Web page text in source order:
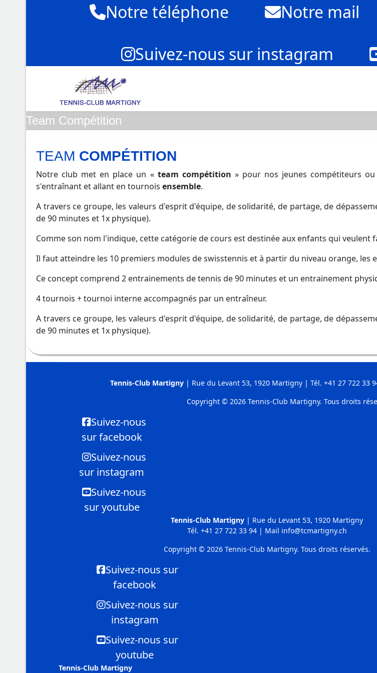
Notre téléphone Notre mail
Suivez-nous sur instagram
Team Compétition
TEAM COMPÉTITION
Notre club met en place un « team compétition » pour nos jeunes compétiteurs
s'entraînant et allant en tournois ensemble.
A travers ce groupe, les valeurs d'esprit d'équipe, de solidarité, de partage, de
de 90 minutes et 1x physique).
Comme son nom l'indique, cette catégorie de cours est destinée aux enfants qui
Il faut atteindre les 10 premiers modules de swisstennis et à partir du niveau orange, les
Ce concept comprend 2 entrainements de tennis de 90 minutes et un entrainement
4 tournois + tournoi interne accompagnés par un entraîneur.
A travers ce groupe, les valeurs d'esprit d'équipe, de solidarité, de partage, de
de 90 minutes et 1x physique).
Tennis-Club Martigny | Rue du Levant 53, 1920 Martigny | Tél. +41 27 722 33
Copyright © 2026 Tennis-Club Martigny. Tous droits
Suivez-nous
sur facebook
Suivez-nous
sur instagram
Suivez-nous
sur youtube
Tennis-Club Martigny | Rue du Levant 53, 1920 Martigny
Tél. +41 27 722 33 94| Mail info@tcmartigny.ch
Copyright © 2026 Tennis-Club Martigny. Tous droits réservés.
Suivez-nous sur
facebook
Suivez-nous sur
instagram
Suivez-nous sur
youtube
Tennis-Club Martigny